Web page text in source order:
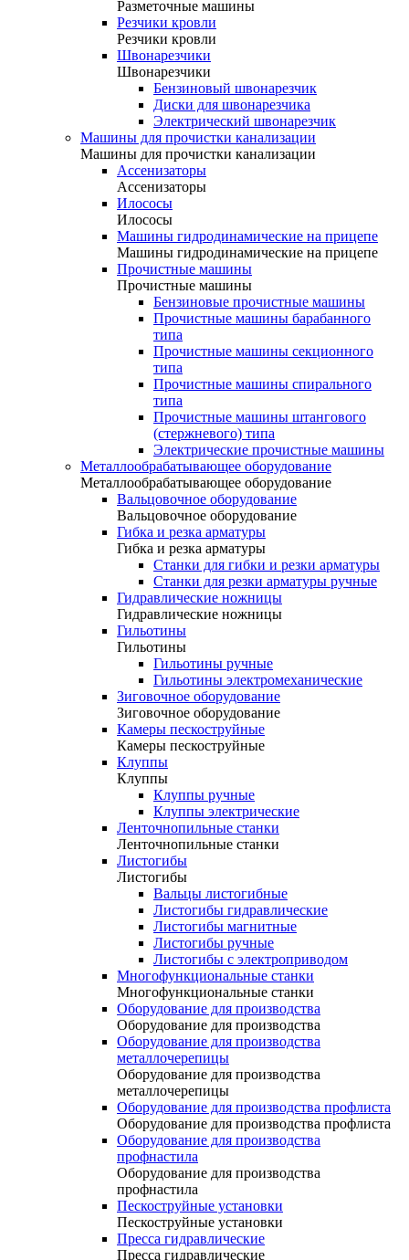
Разметочные машины
Резчики кровли
Резчики кровли
Швонарезчики
Швонарезчики
Бензиновый швонарезчик
Диски для швонарезчика
Электрический швонарезчик
Машины для прочистки канализации
Машины для прочистки канализации
Ассенизаторы
Ассенизаторы
Илососы
Илососы
Машины гидродинамические на прицепе
Машины гидродинамические на прицепе
Прочистные машины
Прочистные машины
Бензиновые прочистные машины
Прочистные машины барабанного
типа
Прочистные машины секционного
типа
Прочистные машины спирального
типа
Прочистные машины штангового
(стержневого) типа
Электрические прочистные машины
Металлообрабатывающее оборудование
Металлообрабатывающее оборудование
Вальцовочное оборудование
Вальцовочное оборудование
Гибка и резка арматуры
Гибка и резка арматуры
Станки для гибки и резки арматуры
Станки для резки арматуры ручные
Гидравлические ножницы
Гидравлические ножницы
Гильотины
Гильотины
Гильотины ручные
Гильотины электромеханические
Зиговочное оборудование
Зиговочное оборудование
Камеры пескоструйные
Камеры пескоструйные
Клуппы
Клуппы
Клуппы ручные
Клуппы электрические
Ленточнопильные станки
Ленточнопильные станки
Листогибы
Листогибы
Вальцы листогибные
Листогибы гидравлические
Листогибы магнитные
Листогибы ручные
Листогибы с электроприводом
Многофункциональные станки
Многофункциональные станки
Оборудование для производства
Оборудование для производства
Оборудование для производства
металлочерепицы
Оборудование для производства
металлочерепицы
Оборудование для производства профлиста
Оборудование для производства профлиста
Оборудование для производства
профнастила
Оборудование для производства
профнастила
Пескоструйные установки
Пескоструйные установки
Пресса гидравлические
Пресса гидравлические